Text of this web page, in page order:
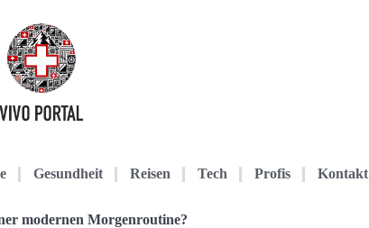
Gesundheit Reisen Tech Profis Kontakt
modernen Morgenroutine?